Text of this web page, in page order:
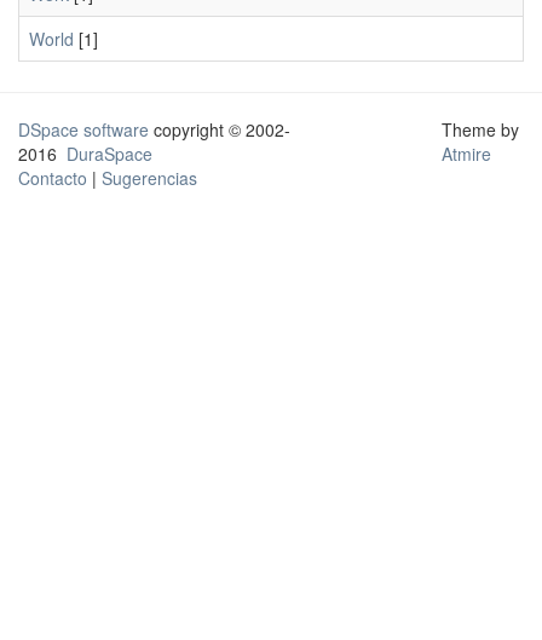
World [1]
DSpace software copyright © 2002-
2016 DuraSpace
Contacto | Sugerencias
Theme by
Atmire